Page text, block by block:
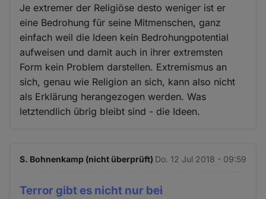
Je extremer der Religiöse desto weniger ist er
eine Bedrohung fūr seine Mitmenschen, ganz
einfach weil die Ideen kein Bedrohungpotential
aufweisen und damit auch in ihrer extremsten
Form kein Problem darstellen. Extremismus an
sich, genau wie Religion an sich, kann also nicht
als Erklärung herangezogen werden. Was
letztendlich ūbrig bleibt sind - die Ideen.
S. Bohnenkamp (nicht überprüft) Do. 12 Jul 2018 - 09:59
Terror gibt es nicht nur bei